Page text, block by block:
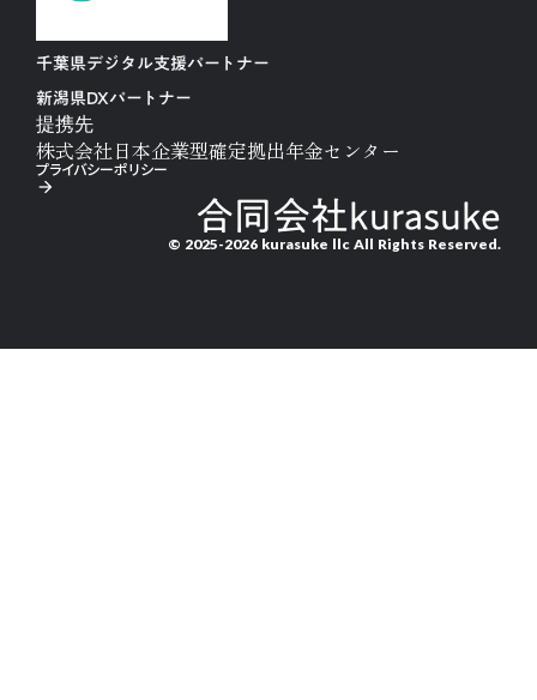
千葉県デジタル支援パートナー
新潟県DXパートナー
提携先
株式会社日本企業型確定拠出年金センター
合同会社kurasuke
© 2025-2026 kurasuke llc All Rights Reserved.
プライバシーポリシー
arrow_forward